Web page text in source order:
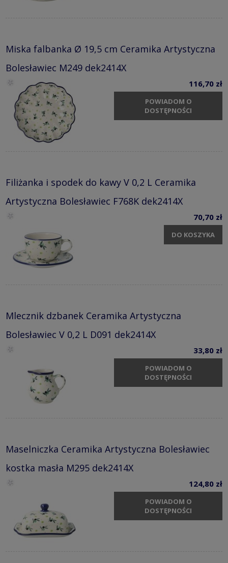
Miska falbanka Ø 19,5 cm Ceramika Artystyczna
Bolesławiec M249 dek2414X
116,70 zł
POWIADOM O
DOSTĘPNOŚCI
Filiżanka i spodek do kawy V 0,2 L Ceramika
Artystyczna Bolesławiec F768K dek2414X
70,70 zł
DO KOSZYKA
Mlecznik dzbanek Ceramika Artystyczna
Bolesławiec V 0,2 L D091 dek2414X
33,80 zł
POWIADOM O
DOSTĘPNOŚCI
Maselniczka Ceramika Artystyczna Bolesławiec
kostka masła M295 dek2414X
124,80 zł
POWIADOM O
DOSTĘPNOŚCI